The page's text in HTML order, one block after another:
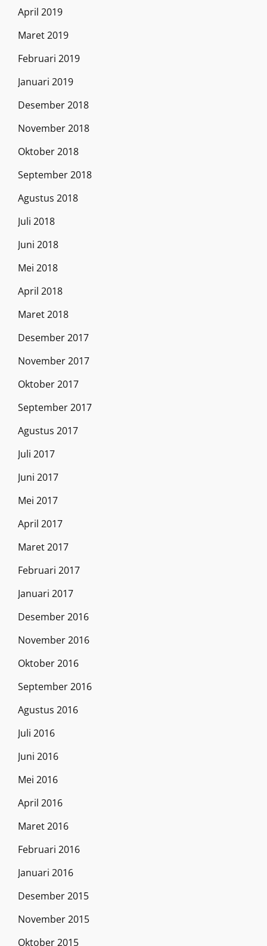
April 2019
Maret 2019
Februari 2019
Januari 2019
Desember 2018
November 2018
Oktober 2018
September 2018
Agustus 2018
Juli 2018
Juni 2018
Mei 2018
April 2018
Maret 2018
Desember 2017
November 2017
Oktober 2017
September 2017
Agustus 2017
Juli 2017
Juni 2017
Mei 2017
April 2017
Maret 2017
Februari 2017
Januari 2017
Desember 2016
November 2016
Oktober 2016
September 2016
Agustus 2016
Juli 2016
Juni 2016
Mei 2016
April 2016
Maret 2016
Februari 2016
Januari 2016
Desember 2015
November 2015
Oktober 2015